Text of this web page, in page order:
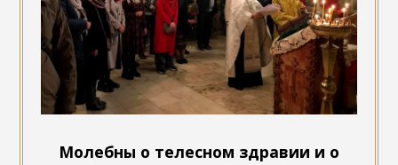
Молебны о телесном здравии и о